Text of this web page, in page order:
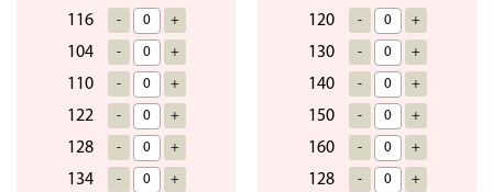
116 - +
104 - +
110 - +
122 - +
128 - +
134 - +
120 - +
130 - +
140 - +
150 - +
160 - +
128 - +